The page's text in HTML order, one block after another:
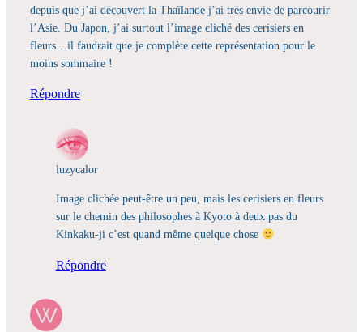
depuis que j’ai découvert la Thaïlande j’ai très envie de parcourir
l’Asie. Du Japon, j’ai surtout l’image cliché des cerisiers en
fleurs…il faudrait que je complète cette représentation pour le
moins sommaire !
Répondre
luzycalor
Image clichée peut-être un peu, mais les cerisiers en fleurs
sur le chemin des philosophes à Kyoto à deux pas du
Kinkaku-ji c’est quand même quelque chose
Répondre